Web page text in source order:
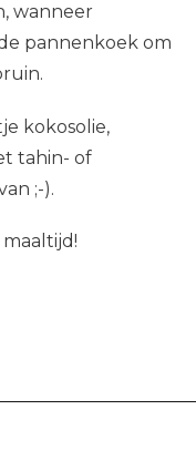
wanneer
pannenkoek om
kokosolie,
tahin- of
;-).